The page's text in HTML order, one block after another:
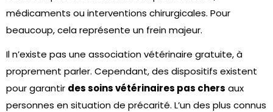
médicaments ou interventions chirurgicales. Pour
beaucoup, cela représente un frein majeur.
Il n’existe pas une association vétérinaire gratuite, à
proprement parler. Cependant, des dispositifs existent
pour garantir des soins vétérinaires pas chers aux
personnes en situation de précarité. L’un des plus connus